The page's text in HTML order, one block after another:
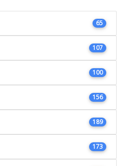
65
107
100
156
189
173